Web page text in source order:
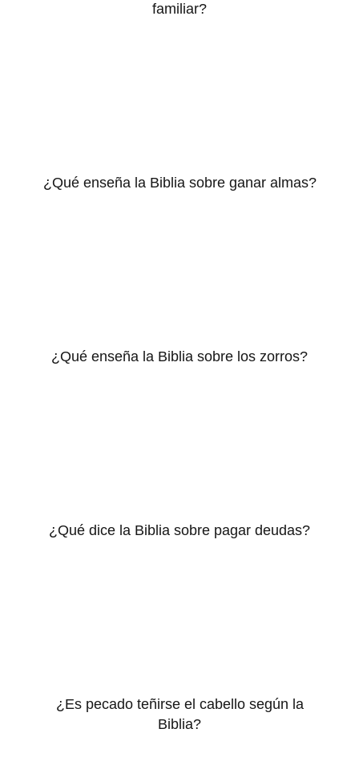
familiar?
¿Qué enseña la Biblia sobre ganar almas?
¿Qué enseña la Biblia sobre los zorros?
¿Qué dice la Biblia sobre pagar deudas?
¿Es pecado teñirse el cabello según la
Biblia?